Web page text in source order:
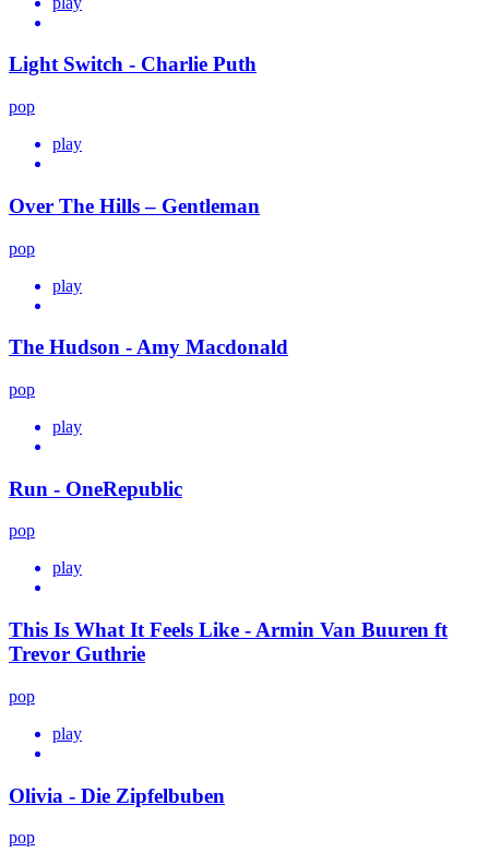
Light Switch - Charlie Puth
pop
play
Over The Hills – Gentleman
pop
play
The Hudson - Amy Macdonald
pop
play
Run - OneRepublic
pop
play
This Is What It Feels Like - Armin Van Buuren ft
Trevor Guthrie
pop
play
Olivia - Die Zipfelbuben
pop